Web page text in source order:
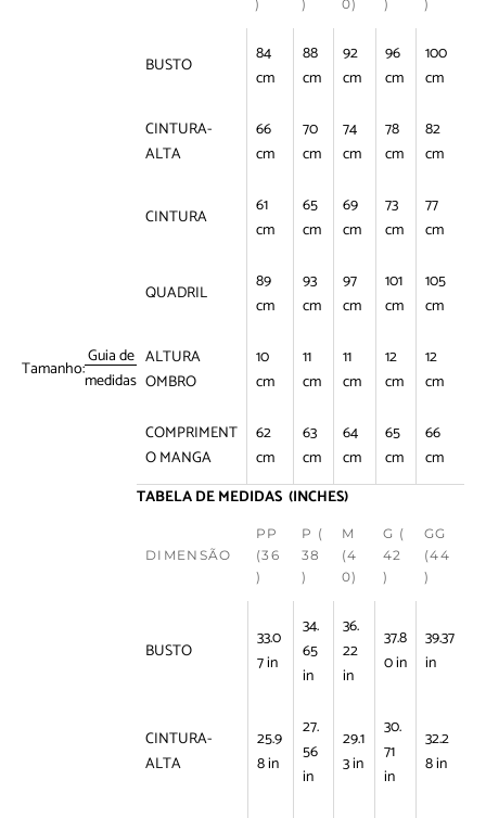
Tamanho:Guia de
medidas
) ) 0) ) )
BUSTO
84
cm
88
cm
92
cm
96
cm
100
cm
CINTURA-
ALTA
66
cm
70
cm
74
cm
78
cm
82
cm
CINTURA
61
cm
65
cm
69
cm
73
cm
77
cm
QUADRIL
89
cm
93
cm
97
cm
101
cm
105
cm
ALTURA
OMBRO
10
cm
11
cm
11
cm
12
cm
12
cm
COMPRIMENT
O MANGA
62
cm
63
cm
64
cm
65
cm
66
cm
TABELA DE MEDIDAS (INCHES)
DIMENSÃO
PP
(36
)
P (
38
)
M
(4
0)
G (
42
)
GG
(44
)
BUSTO
33.0
7 in
34.
65
in
36.
22
in
37.8
0 in
39.37
in
CINTURA-
ALTA
25.9
8 in
27.
56
in
29.1
3 in
30.
71
in
32.2
8 in